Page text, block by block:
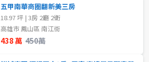
五甲南華商圈翻新美三房
18.97 坪 | 3房 2廳 2衛
高雄市 鳳山區 南江街
438 萬 450萬